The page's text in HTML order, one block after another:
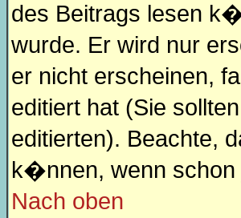
des Beitrags lesen
wurde. Er wird nur
er nicht erscheinen,
editiert hat (Sie
editierten). Beachte,
k�nnen, wenn schon
Nach oben